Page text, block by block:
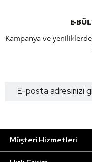
E-
Kampanya ve
Müşteri Hizmetleri